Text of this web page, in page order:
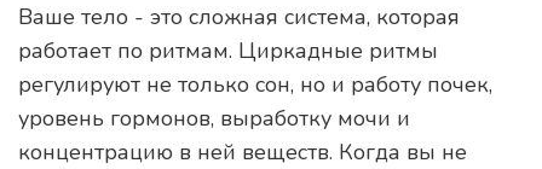
Ваше тело - это сложная система, которая
работает по ритмам. Циркадные ритмы
регулируют не только сон, но и работу почек,
уровень гормонов, выработку мочи и
концентрацию в ней веществ. Когда вы не